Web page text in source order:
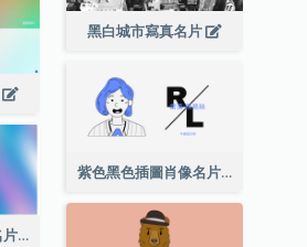
黑白城市寫真名片
紫色黑色插圖肖像名片
紫色藍色漸變背景名片